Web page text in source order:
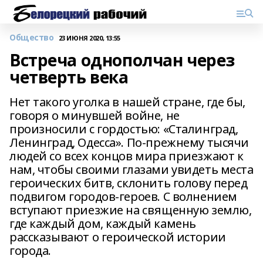
Общество 23 ИЮНЯ 2020, 13:55
Встреча однополчан через
четверть века
Нет такого уголка в нашей стране, где бы,
говоря о минувшей войне, не
произносили с гордостью: «Сталинград,
Ленинград, Одесса». По-прежнему тысячи
людей со всех концов мира приезжают к
нам, чтобы своими глазами увидеть места
героических битв, склонить голову перед
подвигом городов-героев. С волнением
вступают приезжие на священную землю,
где каждый дом, каждый камень
рассказывают о героической истории
города.